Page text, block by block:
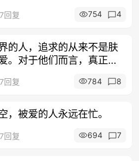
回复 754 4
的人，追求的从来不是肤
。对于他们而言，真正能
回复 784 8
，被爱的人永远在忙。
回复 694 7